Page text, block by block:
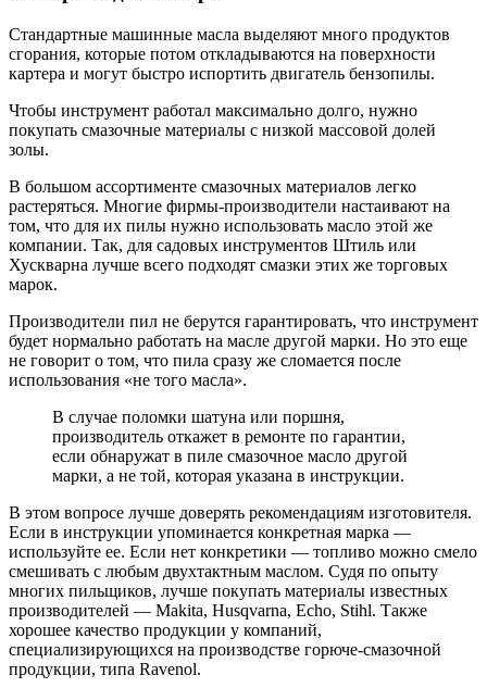
Стандартные машинные масла выделяют много продуктов
сгорания, которые потом откладываются на поверхности
картера и могут быстро испортить двигатель бензопилы.
Чтобы инструмент работал максимально долго, нужно
покупать смазочные материалы с низкой массовой долей
золы.
В большом ассортименте смазочных материалов легко
растеряться. Многие фирмы-производители настаивают на
том, что для их пилы нужно использовать масло этой же
компании. Так, для садовых инструментов Штиль или
Хускварна лучше всего подходят смазки этих же торговых
марок.
Производители пил не берутся гарантировать, что инструмент
будет нормально работать на масле другой марки. Но это еще
не говорит о том, что пила сразу же сломается после
использования «не того масла».
В случае поломки шатуна или поршня,
производитель откажет в ремонте по гарантии,
если обнаружат в пиле смазочное масло другой
марки, а не той, которая указана в инструкции.
В этом вопросе лучше доверять рекомендациям изготовителя.
Если в инструкции упоминается конкретная марка —
используйте ее. Если нет конкретики — топливо можно смело
смешивать с любым двухтактным маслом. Судя по опыту
многих пильщиков, лучше покупать материалы известных
производителей — Makita, Husqvarna, Echo, Stihl. Также
хорошее качество продукции у компаний,
специализирующихся на производстве горюче-смазочной
продукции, типа Ravenol.